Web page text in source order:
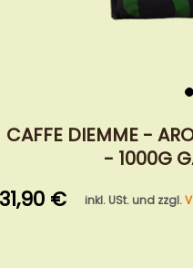
Anfang
springen
CAFFE DIEMME -
- 1000G
31,90 € inkl. USt. und zzgl.